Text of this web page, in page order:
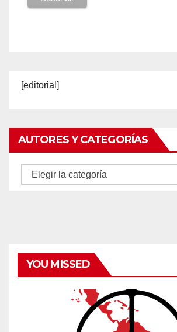
[editorial]
AUTORES Y CATEGORÍAS
Autores
YOU MISSED